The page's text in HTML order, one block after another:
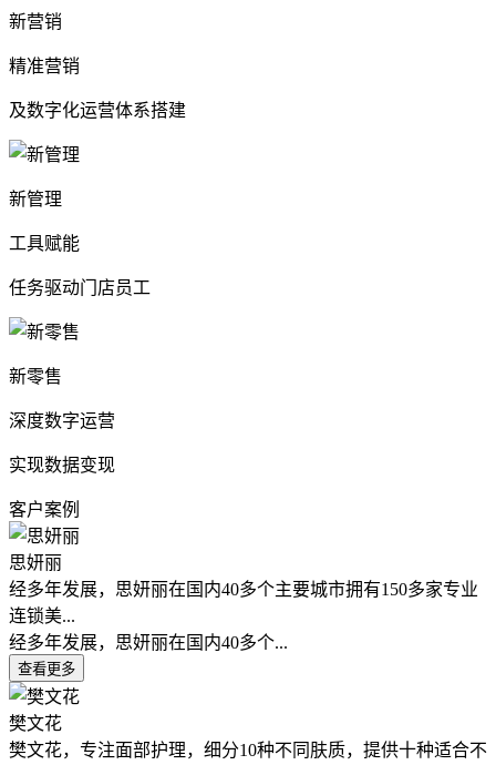
新营销
精准营销
及数字化运营体系搭建
新管理
工具赋能
任务驱动门店员工
新零售
深度数字运营
实现数据变现
客户案例
思妍丽
经多年发展，思妍丽在国内40多个主要城市拥有150多家专业
连锁美...
经多年发展，思妍丽在国内40多个...
樊文花
樊文花，专注面部护理，细分10种不同肤质，提供十种适合不